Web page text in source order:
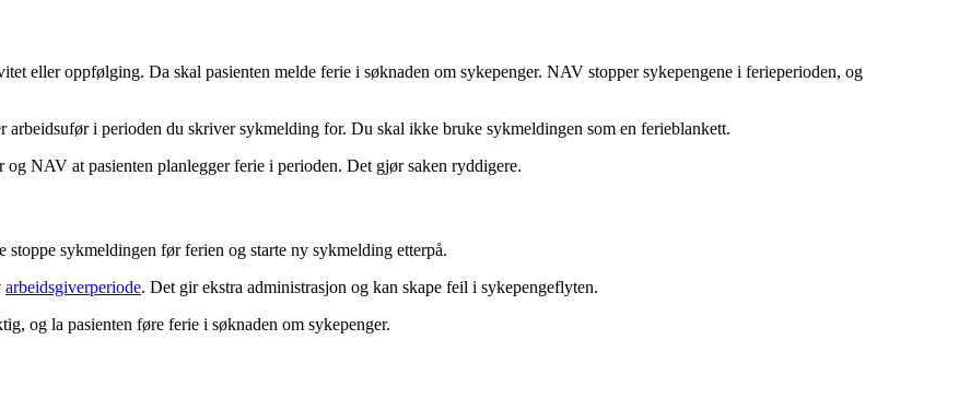
eller oppfølging. Da skal pasienten melde ferie i søknaden om sykepenger. NAV stopper sykepengene i ferieperioden, og
arbeidsufør i perioden du skriver sykmelding for. Du skal ikke bruke sykmeldingen som en ferieblankett.
NAV at pasienten planlegger ferie i perioden. Det gjør saken ryddigere.
sykmeldingen før ferien og starte ny sykmelding etterpå.
arbeidsgiverperiode. Det gir ekstra administrasjon og kan skape feil i sykepengeflyten.
og la pasienten føre ferie i søknaden om sykepenger.